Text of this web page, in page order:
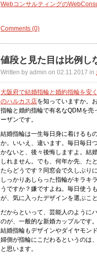
Webコンサルティングの
Comments (0)
値段と見た目は比例し
Written by admin on 02.11.2017 in
大阪府で結婚指輪と婚約指輪を
のハルカス店を知っていますか。
指輪と婚約指輪で有名なQDMを売
ーザンです。
結婚指輪は一生毎日身に着けるも
か。いいえ、違います。毎日毎日
かないと、後々後悔しますよ。結
しれません。でも、何年か先、た
たらどうです？同窓会で久しぶり
しっかりあしらった指輪がキラキ
うですか？嫌ですよね。毎日使う
が、気に入ったデザインを選ぶこ
だからといって、芸能人のよう
のが、一般的な新婚カップルです
結婚指輪もデザインやダイヤモン
婦側が指輪にこだわるというのは
と思います。